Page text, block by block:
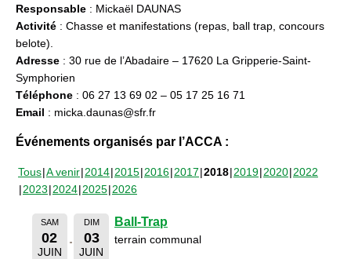
Responsable : Mickaël DAUNAS
Activité : Chasse et manifestations (repas, ball trap, concours
belote).
Adresse : 30 rue de l’Abadaire – 17620 La Gripperie-Saint-
Symphorien
Téléphone : 06 27 13 69 02 – 05 17 25 16 71
Email : micka.daunas@sfr.fr
Événements organisés par l’ACCA :
Tous A venir 2014 2015 2016 2017 2018 2019 2020 2022
2023 2024 2025 2026
SAM
02
JUIN
DIM
03
JUIN
Ball-Trap
terrain communal